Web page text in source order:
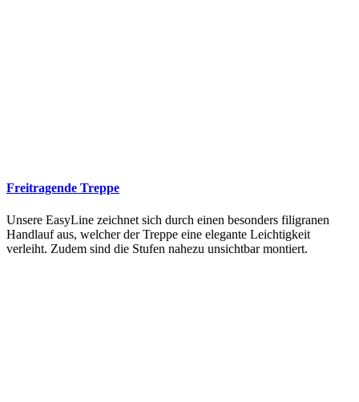
Freitragende Treppe
Unsere EasyLine zeichnet sich durch einen besonders filigranen
Handlauf aus, welcher der Treppe eine elegante Leichtigkeit
verleiht. Zudem sind die Stufen nahezu unsichtbar montiert.